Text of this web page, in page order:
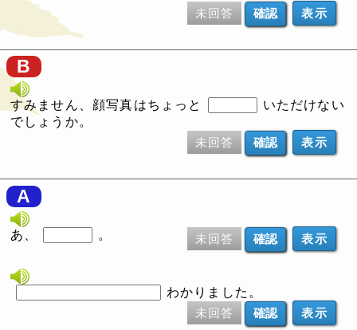
未回答
表示
B
すみません、顔写真はちょっと
いただけない
でしょうか。
未回答
表示
A
あ、 。 未回答 表示
わかりました。
未回答
表示